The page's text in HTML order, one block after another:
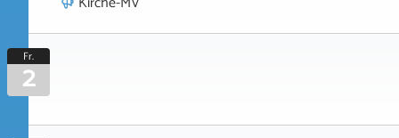
Fr.
2